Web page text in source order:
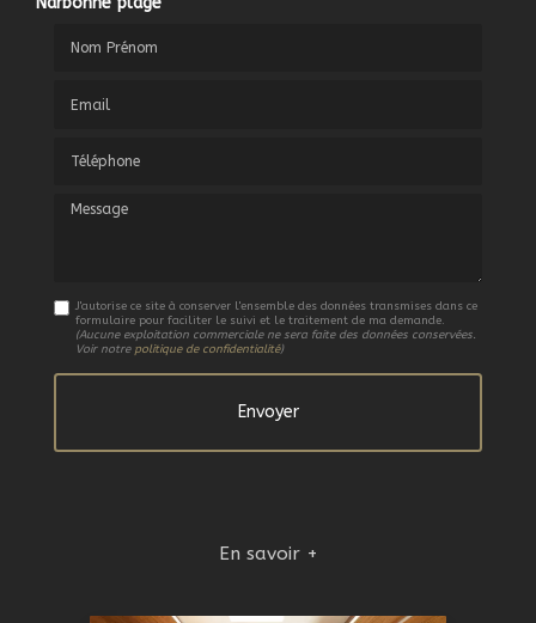
Message
J'autorise ce site à conserver l'ensemble des données transmises dans ce
formulaire pour faciliter le suivi et le traitement de ma demande.
(Aucune exploitation commerciale ne sera faite des données conservées.
Voir notre politique de confidentialité)
En savoir +